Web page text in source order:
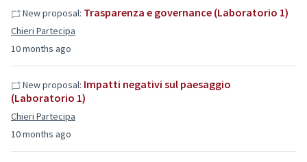
10 months ago
New proposal: Trasparenza e governance (Laboratorio 1)
Chieri Partecipa
10 months ago
New proposal: Impatti negativi sul paesaggio
(Laboratorio 1)
Chieri Partecipa